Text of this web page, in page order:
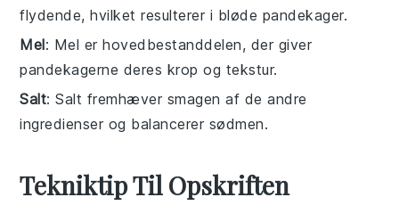
flydende, hvilket resulterer i bløde pandekager.
Mel: Mel er hovedbestanddelen, der giver
pandekagerne deres krop og tekstur.
Salt: Salt fremhæver smagen af de andre
ingredienser og balancerer sødmen.
Tekniktip Til Opskriften